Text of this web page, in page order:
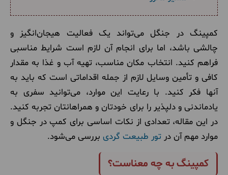
کمپینگ در جنگل می‌تواند یک فعالیت هیجان‌انگیز و
چالشی باشد، اما برای انجام آن لازم است شرایط مناسبی
فراهم کنید. انتخاب مکان مناسب، تهیه آب و غذا به مقدار
کافی و تأمین وسایل لازم از جمله اقداماتی است که باید به
آنها فکر کنید. با رعایت این موارد، می‌توانید سفری به
یادماندنی و دلپذیر را برای خودتان و همراهانتان تجربه کنید.
در این مقاله، تعدادی از نکات اساسی برای کمپ در جنگل و
موارد مهم آن در تور طبیعت گردی بررسی می‌شود.
کمپینگ به چه معناست؟